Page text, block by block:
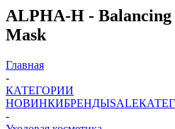
ALPHA-H -
Mask
Главная
-
КАТЕГОРИИ
НОВИНКИБРЕНДЫSALE
-